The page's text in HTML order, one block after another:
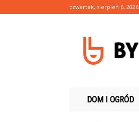
czwartek, sierpień 6, 2026
DOM I OGRÓD